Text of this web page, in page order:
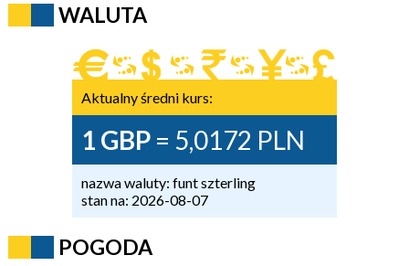
WALUTA
Aktualny średni kurs:
1 GBP= 5,0172 PLN
nazwa waluty: funt szterling
stan na: 2026-08-07
POGODA